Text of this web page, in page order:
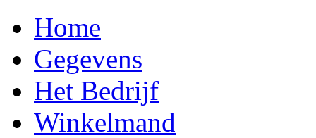
Home
Gegevens
Het Bedrijf
Winkelmand